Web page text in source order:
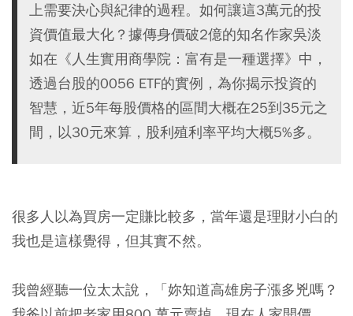
上需要決心與紀律的過程。如何讓這3萬元的投
資價值最大化？據傳身價破2億的知名作家吳淡
如在《人生實用商學院：富有是一種選擇》中，
透過台股的0056 ETF的實例，為你揭示投資的
智慧，近5年每股價格的區間大概在25到35元之
間，以30元來算，股利殖利率平均大概5%多。
很多人以為買房一定賺比較多，當年還是理財小白的
我也是這樣覺得，但其實不然。
我曾經聽一位太太說，「妳知道高雄房子漲多兇嗎？